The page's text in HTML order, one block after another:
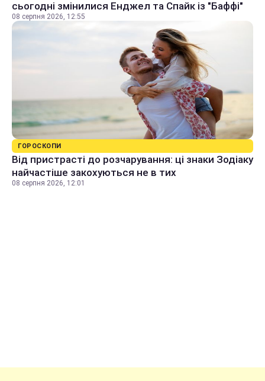
сьогодні змінилися Енджел та Спайк із "Баффі"
08 серпня 2026, 12:55
ГОРОСКОПИ
Від пристрасті до розчарування: ці знаки Зодіаку
найчастіше закохуються не в тих
08 серпня 2026, 12:01